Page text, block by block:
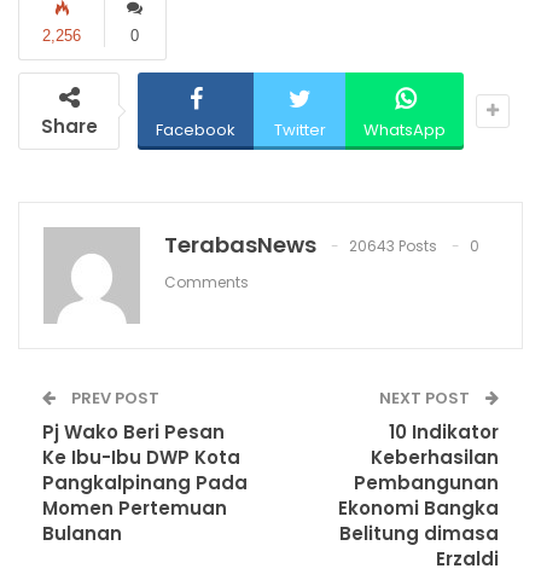
0
2,256
Share Facebook Twitter WhatsApp
TerabasNews 20643 Posts
0
Comments
PREV POST
Pj Wako Beri Pesan
Ke Ibu-Ibu DWP Kota
Pangkalpinang Pada
Momen Pertemuan
Bulanan
NEXT POST
10 Indikator
Keberhasilan
Pembangunan
Ekonomi Bangka
Belitung dimasa
Erzaldi